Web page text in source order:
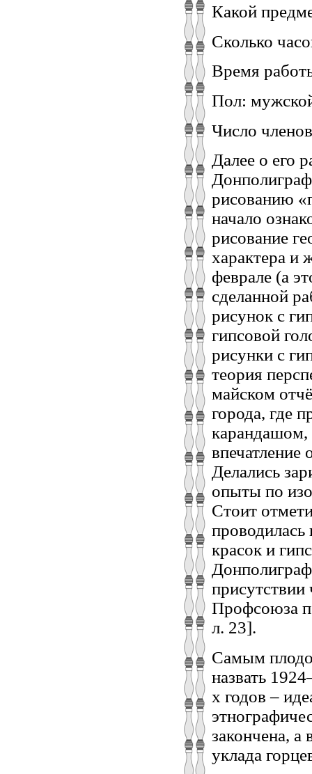
Какой
Сколько
Время
Пол:
Число
Далее о его
рисованию
начало
рисование
характера и
феврале (а
сделанной
рисунок с
гипсовой
рисунки с
теория
майском
города, где
карандашом,
впечатление
Делались
опыты по
Стоит
красок и
Профсоюза
л. 23].
Самым
назвать
х годов –
закончена,
уклада